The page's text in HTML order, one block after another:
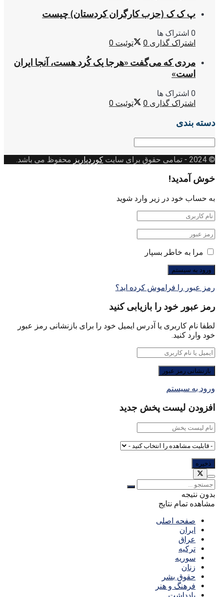
پ ک ک (حزب کارگران کردستان) چیست
0 اشتراک ها
اشتراک گذاری 0 توئیت 0
مردی که می‌گفت «هرجا یک کُرد هست، آنجا ایران
است»
0 اشتراک ها
اشتراک گذاری 0 توئیت 0
دسته بندی
© 2024
- تمامی حقوق برای سایت کوردپاریز محفوظ می باشد.
خوش آمدید!
به حساب خود در زیر وارد شوید
مرا به خاطر بسپار
رمز عبور را فراموش کرده اید؟
رمز عبور خود را بازیابی کنید
لطفا نام کاربری یا آدرس ایمیل خود را برای بازنشانی رمز عبور
خود وارد کنید.
ورود به سیستم
افزودن لیست پخش جدید
بدون نتیجه
مشاهده تمام نتایج
صفحه اصلی
ایران
عراق
ترکیه
سوریه
زنان
حقوق بشر
فرهنگ و هنر